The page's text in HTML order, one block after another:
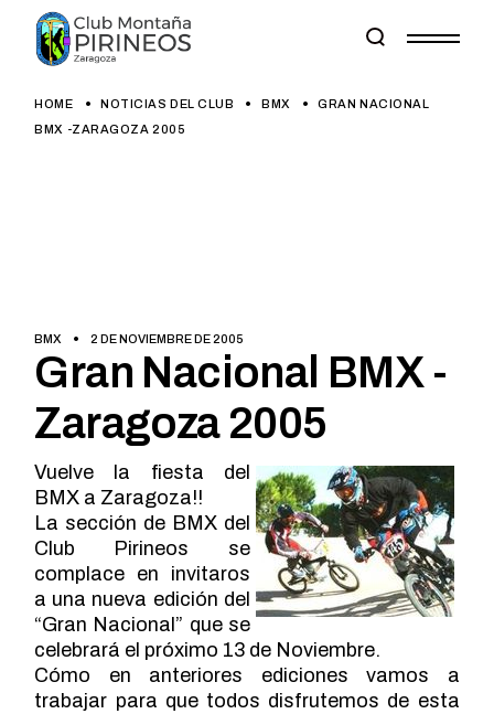
content
HOME NOTICIAS DEL CLUB BMX
GRAN NACIONAL
BMX -ZARAGOZA 2005
BMX 2 DE NOVIEMBRE DE 2005
Gran Nacional BMX -
Zaragoza 2005
Vuelve la fiesta del
BMX a Zaragoza!!
La sección de BMX del
Club Pirineos se
complace en invitaros
a una nueva edición del
“Gran Nacional” que se
celebrará el próximo 13 de Noviembre.
Cómo en anteriores ediciones vamos a
trabajar para que todos disfrutemos de esta